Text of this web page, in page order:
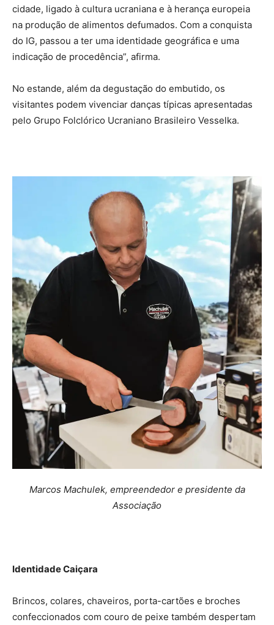
cidade, ligado à cultura ucraniana e à herança europeia
na produção de alimentos defumados. Com a conquista
do IG, passou a ter uma identidade geográfica e uma
indicação de procedência”, afirma.
No estande, além da degustação do embutido, os
visitantes podem vivenciar danças típicas apresentadas
pelo Grupo Folclórico Ucraniano Brasileiro Vesselka.
Marcos Machulek, empreendedor e presidente da
Associação
Identidade Caiçara
Brincos, colares, chaveiros, porta-cartões e broches
confeccionados com couro de peixe também despertam